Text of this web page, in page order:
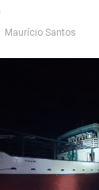
Maurício Santos